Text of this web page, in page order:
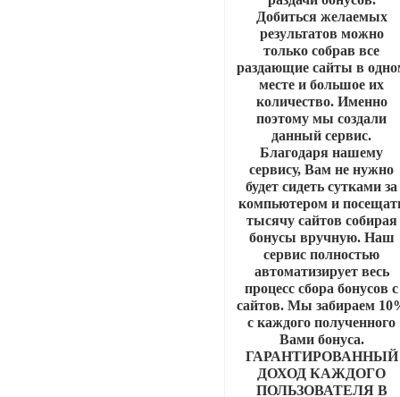
Добиться желаемых
результатов можно
только собрав все
раздающие сайты в
месте и большое их
количество. Именно
поэтому мы создали
данный сервис.
Благодаря нашему
сервису, Вам не нужно
будет сидеть сутками за
компьютером и
тысячу сайтов собирая
бонусы вручную. Наш
сервис полностью
автоматизирует весь
процесс сбора бонусов с
сайтов. Мы забираем
с каждого полученного
Вами бонуса.
ГАРАНТИРОВАННЫЙ
ДОХОД КАЖДОГО
ПОЛЬЗОВАТЕЛЯ В